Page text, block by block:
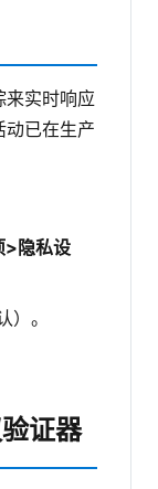
来实时响应
动已在生产
>隐私设
）。
证器